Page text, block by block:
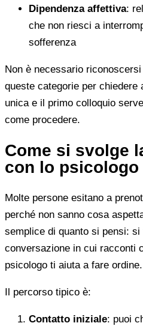
Dipendenza affettiva:
che non riesci a
sofferenza
Non è necessario
queste categorie per chiedere
unica e il primo colloquio
come procedere.
Come si svolge
con lo psicologo
Molte persone esitano a
perché non sanno cosa
semplice di quanto si pensi: si
conversazione in cui racconti
psicologo ti aiuta a fare ordine.
Il percorso tipico è:
Contatto iniziale: puoi